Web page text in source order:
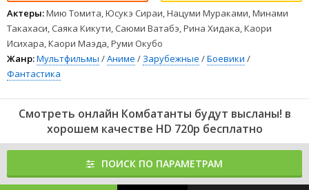
Актеры:Мию Томита, Юсукэ Сираи, Нацуми Мураками, Минами
Такахаси, Саяка Кикути, Саюми Ватабэ, Рина Хидака, Каори
Исихара, Каори Маэда, Руми Окубо
Жанр:Мультфильмы /Аниме / Зарубежные /Боевики /
Фантастика
Смотреть онлайн Комбатанты будут высланы! в
хорошем качестве HD 720p бесплатно
ПОИСК ПО ПАРАМЕТРАМ